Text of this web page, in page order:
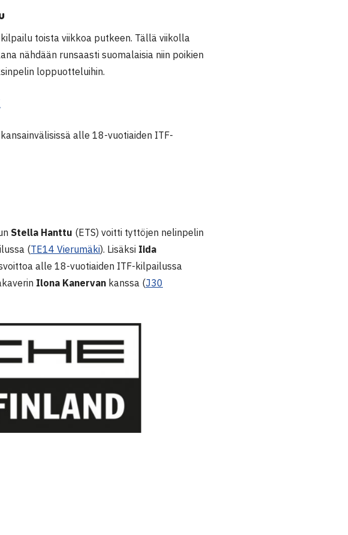
toista viikkoa putkeen. Tällä viikolla
nähdään runsaasti suomalaisia niin poikien
loppuotteluihin.
alle 18-vuotiaiden ITF-
Stella Hanttu (ETS) voitti tyttöjen nelinpelin
(TE14 Vierumäki). Lisäksi Iida
alle 18-vuotiaiden ITF-kilpailussa
Ilona Kanervan kanssa (J30